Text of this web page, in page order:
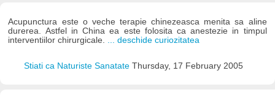
Acupunctura este o veche terapie chinezeasca menita sa aline
durerea. Astfel in China ea este folosita ca anestezie in timpul
interventiilor chirurgicale. ... deschide curiozitatea
Stiati ca Naturiste Sanatate Thursday, 17 February 2005